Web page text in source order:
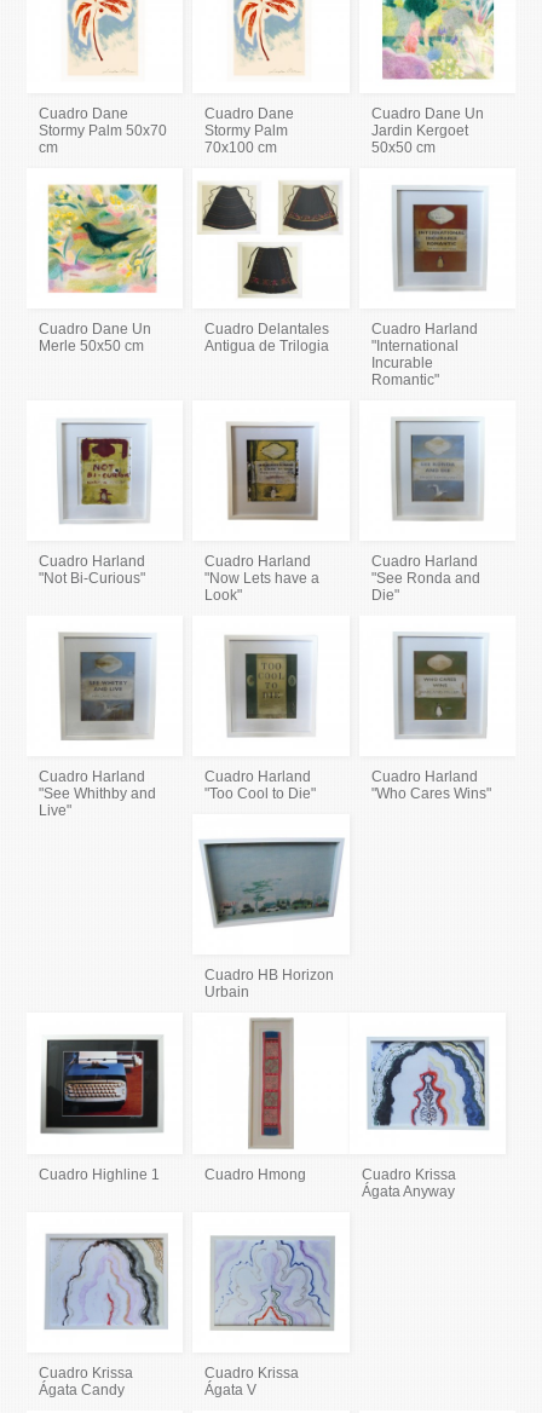
Cuadro Dane
Stormy Palm 50x70
cm
Cuadro Dane
Stormy Palm
70x100 cm
Cuadro Dane Un
Jardin Kergoet
50x50 cm
Cuadro Dane Un
Merle 50x50 cm
Cuadro Delantales
Antigua de Trilogia
Cuadro Harland
"International
Incurable
Romantic"
Cuadro Harland
"Not Bi-Curious"
Cuadro Harland
"Now Lets have a
Look"
Cuadro Harland
"See Ronda and
Die"
Cuadro Harland
"See Whithby and
Live"
Cuadro Harland
"Too Cool to Die"
Cuadro Harland
"Who Cares Wins"
Cuadro HB Horizon
Urbain
Cuadro Highline 1 Cuadro Hmong
Cuadro Krissa
Ágata Anyway
Cuadro Krissa
Ágata Candy
Cuadro Krissa
Ágata V